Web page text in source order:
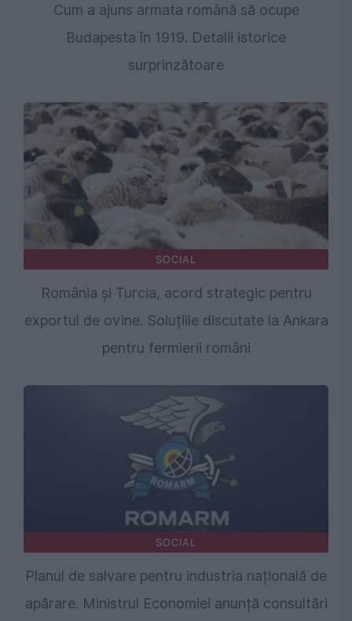
Cum a ajuns armata română să ocupe
Budapesta în 1919. Detalii istorice
surprinzătoare
SOCIAL
România și Turcia, acord strategic pentru
exportul de ovine. Soluțiile discutate la Ankara
pentru fermierii români
SOCIAL
Planul de salvare pentru industria națională de
apărare. Ministrul Economiei anunță consultări